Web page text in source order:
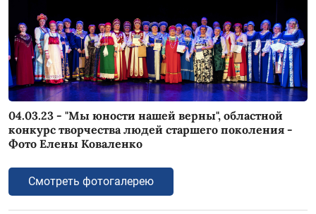
04.03.23 - "Мы юности нашей верны", областной
конкурс творчества людей старшего поколения -
Фото Елены Коваленко
Смотреть фотогалерею